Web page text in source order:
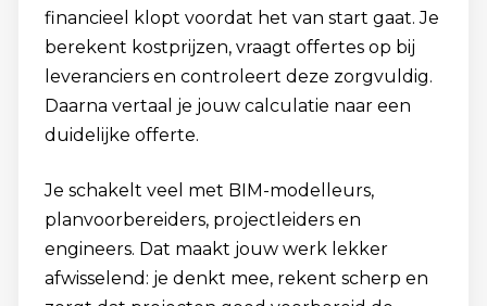
financieel klopt voordat het van start gaat. Je
berekent kostprijzen, vraagt offertes op bij
leveranciers en controleert deze zorgvuldig.
Daarna vertaal je jouw calculatie naar een
duidelijke offerte.
Je schakelt veel met BIM-modelleurs,
planvoorbereiders, projectleiders en
engineers. Dat maakt jouw werk lekker
afwisselend: je denkt mee, rekent scherp en